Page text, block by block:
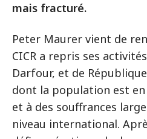
mais fracturé.
Peter Maurer vient de
CICR a repris ses
Darfour, et de
dont la population est
et à des souffrances
niveau international.